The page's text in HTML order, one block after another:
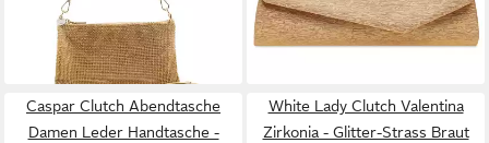
lieferbar - in 2-3 Werktagen bei dir
lieferbar - in 2-3 Werktagen bei dir
Caspar Clutch Abendtasche
Damen Leder Handtasche -
White Lady Clutch Valentina
Zirkonia - Glitter-Strass Braut